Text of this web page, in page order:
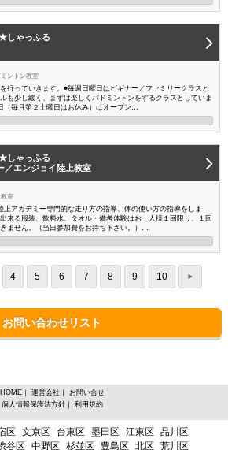
しゃっふる
ントン教室
行っていきます。●毎週日曜日はビギナー／ファミリークラスと
も少し緩く、まずは楽しくバドミントンをするクラスとしていま
（毎月第２土曜日はお休み）はオープン…
しゃっふる
／エンジョイ陸上教室
室
上アカデミー専門的な走り方の指導、体の使い方の指導をしま
来る服装、飲料水、タオル・備考体験はお一人様１回限り、１回
ません。（当日参加費をお持ち下さい。）…
4 5 6 7 8 9 10
お問い合わせリスト
からスポーツスクールを探す
区 文京区 台東区 墨田区 江東区
品川区
谷区 中野区 杉並区 豊島区 北区 荒川区
HOME｜ 運営会社 ｜
お問い合せ
個人情報保護法方針｜ 利用規約